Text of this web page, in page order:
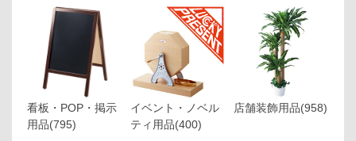
看板・POP・掲示
用品(795)
イベント・ノベル
ティ用品(400)
店舗装飾用品(958)